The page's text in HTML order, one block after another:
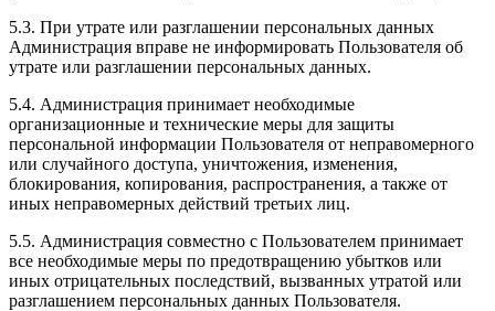
5.3. При утрате или разглашении персональных данных
Администрация вправе не информировать Пользователя об
утрате или разглашении персональных данных.
5.4. Администрация принимает необходимые
организационные и технические меры для защиты
персональной информации Пользователя от неправомерного
или случайного доступа, уничтожения, изменения,
блокирования, копирования, распространения, а также от
иных неправомерных действий третьих лиц.
5.5. Администрация совместно с Пользователем принимает
все необходимые меры по предотвращению убытков или
иных отрицательных последствий, вызванных утратой или
разглашением персональных данных Пользователя.